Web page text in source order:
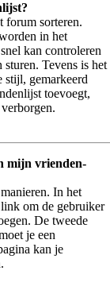
forum sorteren.
in het
kan controleren
Tevens is het
gemarkeerd
toevoegt,
mijn vrienden-
In het
om de gebruiker
De tweede
je een
kan je